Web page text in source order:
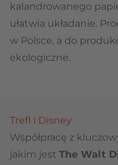
kalandrowanego
ułatwia układanie.
w Polsce, a do
ekologiczne.
Trefl i Disney
Współpracę z
jakim jest The Walt